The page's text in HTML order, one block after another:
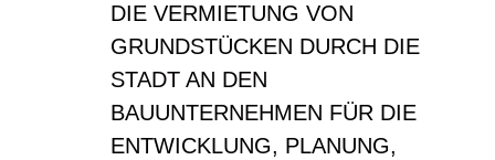
DIE VERMIETUNG VON
GRUNDSTÜCKEN DURCH DIE
STADT AN DEN
BAUUNTERNEHMEN FÜR DIE
ENTWICKLUNG, PLANUNG,